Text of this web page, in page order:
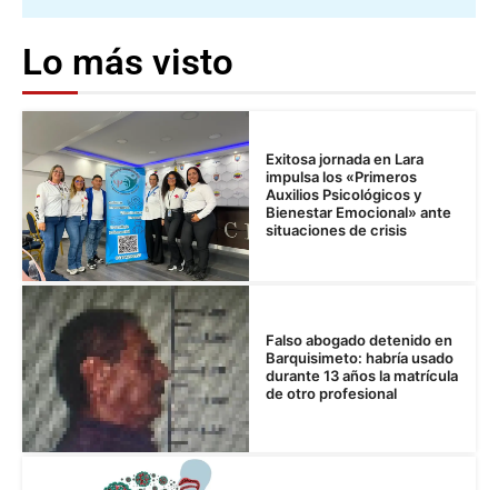
Lo más visto
Exitosa jornada en Lara
impulsa los «Primeros
Auxilios Psicológicos y
Bienestar Emocional» ante
situaciones de crisis
Falso abogado detenido en
Barquisimeto: habría usado
durante 13 años la matrícula
de otro profesional